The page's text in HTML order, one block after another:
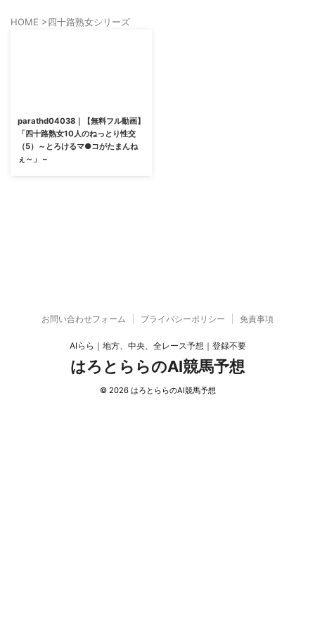
HOME >四十路熟女シリーズ
parathd04038｜【無料フル動画】
「四十路熟女10人のねっとり性交
（5）～とろけるマ●コがたまんね
ぇ～」 –
お問い合わせフォーム プライバシーポリシー 免責事項
AIらら｜地方、中央、全レース予想｜登録不要
はろとららのAI競馬予想
© 2026 はろとららのAI競馬予想